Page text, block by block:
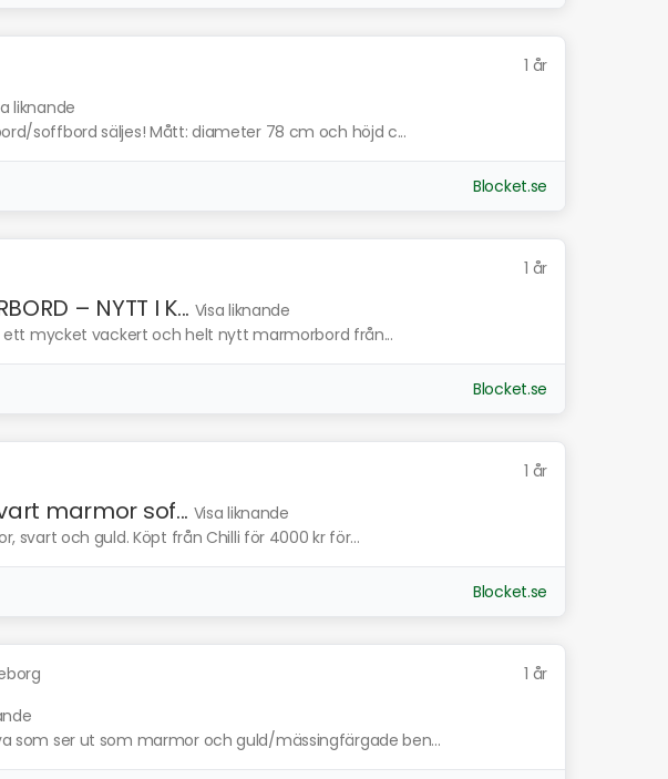
1 år
liknande
soffbord säljes! Mått: diameter 78 cm och höjd c...
Blocket.se
1 år
– NYTT I K... Visa liknande
mycket vackert och helt nytt marmorbord från...
Blocket.se
1 år
marmor sof... Visa liknande
svart och guld. Köpt från Chilli för 4000 kr för...
Blocket.se
1 år
som ser ut som marmor och guld/mässingfärgade ben...